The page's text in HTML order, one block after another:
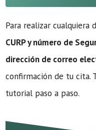
Para realizar cualquiera
CURP y número de
dirección de correo
confirmación de tu cita.
tutorial paso a paso.